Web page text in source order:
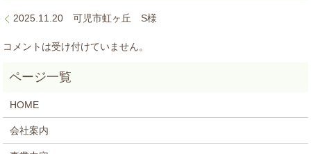
2025.11.20 可児市虹ヶ丘 S様
コメントは受け付けていません。
HOME
会社案内